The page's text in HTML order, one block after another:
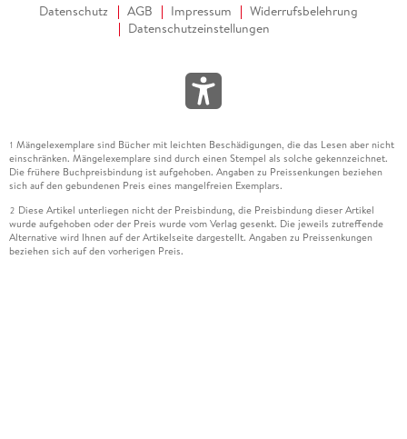
Datenschutz AGB Impressum
Widerrufsbelehrung
Datenschutzeinstellungen
1 Mängelexemplare sind Bücher mit leichten Beschädigungen, die das Lesen aber nicht
einschränken. Mängelexemplare sind durch einen Stempel als solche gekennzeichnet.
Die frühere Buchpreisbindung ist aufgehoben. Angaben zu Preissenkungen beziehen
sich auf den gebundenen Preis eines mangelfreien Exemplars.
2 Diese Artikel unterliegen nicht der Preisbindung, die Preisbindung dieser Artikel
wurde aufgehoben oder der Preis wurde vom Verlag gesenkt. Die jeweils zutreffende
Alternative wird Ihnen auf der Artikelseite dargestellt. Angaben zu Preissenkungen
beziehen sich auf den vorherigen Preis.